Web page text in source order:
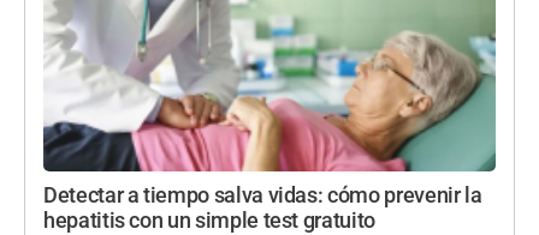
Detectar a tiempo salva vidas: cómo prevenir la
hepatitis con un simple test gratuito